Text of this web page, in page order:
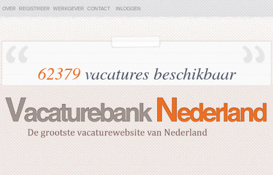
OVER REGISTREER WERKGEVER CONTACT INLOGGEN
62379vacatures beschikbaar